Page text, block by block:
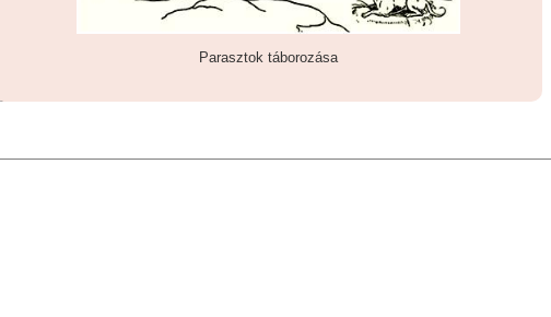
Parasztok táborozása